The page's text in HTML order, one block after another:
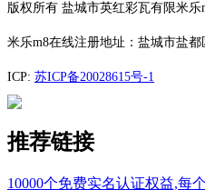
版权所有 盐城市英红彩瓦有限米乐
米乐m8在线注册地址：盐城市盐都
ICP: 苏ICP备20028615号-1
推荐链接
10000个免费实名认证权益,每